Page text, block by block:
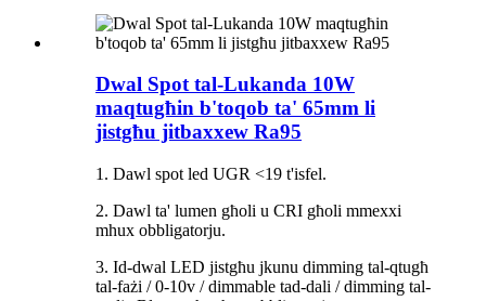
Dwal Spot tal-Lukanda 10W
maqtugħin b'toqob ta' 65mm li
jistgħu jitbaxxew Ra95
1. Dawl spot led UGR <19 t'isfel.
2. Dawl ta' lumen għoli u CRI għoli mmexxi
mhux obbligatorju.
3. Id-dwal LED jistgħu jkunu dimming tal-qtugħ
tal-fażi / 0-10v / dimmable tad-dali / dimming tal-